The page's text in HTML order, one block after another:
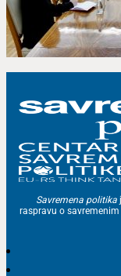
Savremena politika
raspravu o